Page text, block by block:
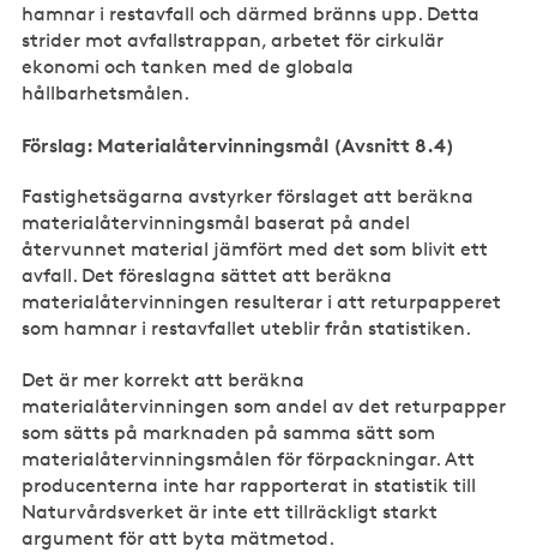
hamnar i restavfall och därmed bränns upp. Detta
strider mot avfallstrappan, arbetet för cirkulär
ekonomi och tanken med de globala
hållbarhetsmålen.
Förslag: Materialåtervinningsmål (Avsnitt 8.4)
Fastighetsägarna avstyrker förslaget att beräkna
materialåtervinningsmål baserat på andel
återvunnet material jämfört med det som blivit ett
avfall. Det föreslagna sättet att beräkna
materialåtervinningen resulterar i att returpapperet
som hamnar i restavfallet uteblir från statistiken.
Det är mer korrekt att beräkna
materialåtervinningen som andel av det returpapper
som sätts på marknaden på samma sätt som
materialåtervinningsmålen för förpackningar. Att
producenterna inte har rapporterat in statistik till
Naturvårdsverket är inte ett tillräckligt starkt
argument för att byta mätmetod.